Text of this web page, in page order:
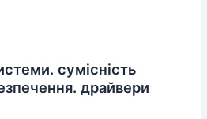
сумісність
драйвери